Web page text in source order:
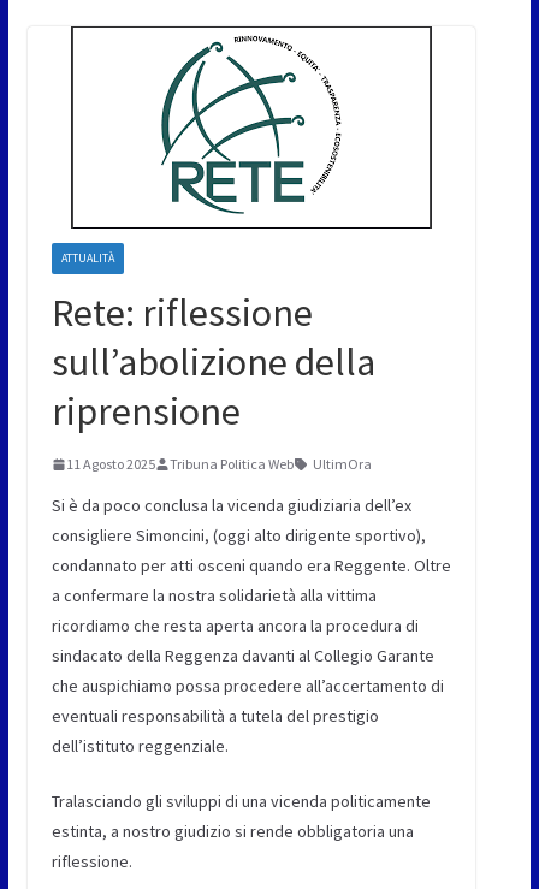
ATTUALITÀ
Rete: riflessione
sull’abolizione della
riprensione
11 Agosto 2025 Tribuna Politica Web UltimOra
Si è da poco conclusa la vicenda giudiziaria dell’ex
consigliere Simoncini, (oggi alto dirigente sportivo),
condannato per atti osceni quando era Reggente. Oltre
a confermare la nostra solidarietà alla vittima
ricordiamo che resta aperta ancora la procedura di
sindacato della Reggenza davanti al Collegio Garante
che auspichiamo possa procedere all’accertamento di
eventuali responsabilità a tutela del prestigio
dell’istituto reggenziale.
Tralasciando gli sviluppi di una vicenda politicamente
estinta, a nostro giudizio si rende obbligatoria una
riflessione.